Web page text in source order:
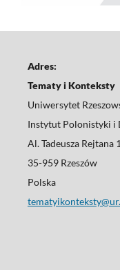
Adres:
Uniwersytet
Instytut Polonistyki i
Al. Tadeusza Rejtana
35-959 Rzeszów
Polska